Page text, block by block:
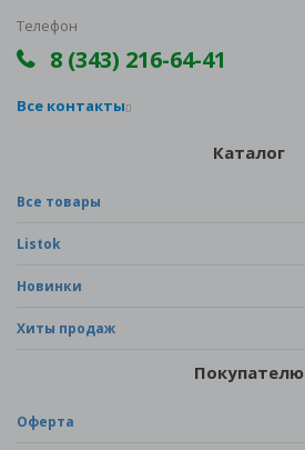
Телефон
8 (343) 216-64-41
Все контакты
Каталог
Все товары
Listok
Новинки
Хиты продаж
Покупателю
Оферта